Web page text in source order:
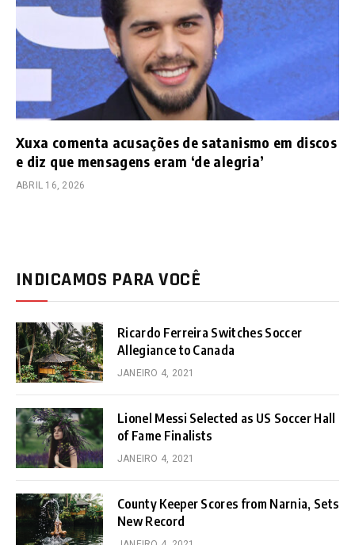
Xuxa comenta acusações de satanismo em discos
e diz que mensagens eram ‘de alegria’
ABRIL 16, 2026
INDICAMOS PARA VOCÊ
Ricardo Ferreira Switches Soccer
Allegiance to Canada
JANEIRO 4, 2021
Lionel Messi Selected as US Soccer Hall
of Fame Finalists
JANEIRO 4, 2021
County Keeper Scores from Narnia, Sets
New Record